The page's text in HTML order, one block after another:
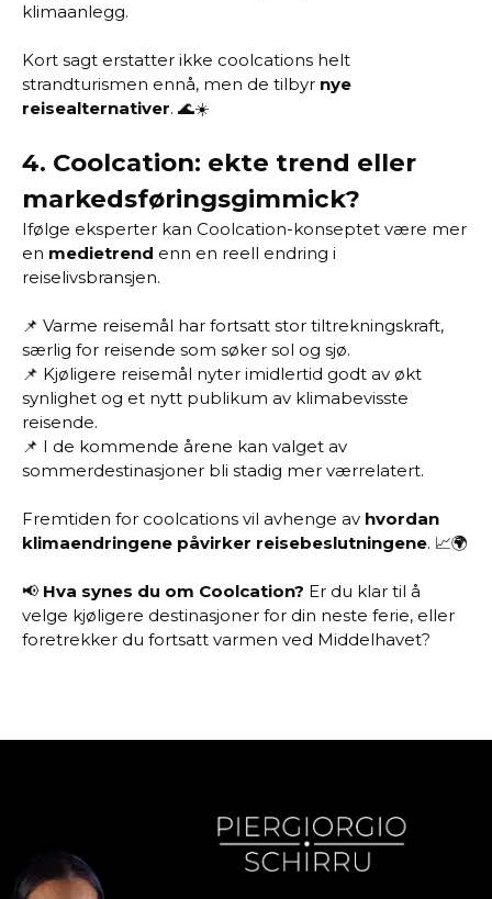
klimaanlegg.
Kort sagt erstatter ikke coolcations helt
strandturismen ennå, men de tilbyr nye
reisealternativer. 🌊☀️
4. Coolcation: ekte trend eller
markedsføringsgimmick?
Ifølge eksperter kan Coolcation-konseptet være mer
en medietrend enn en reell endring i
reiselivsbransjen.
📌 Varme reisemål har fortsatt stor tiltrekningskraft,
særlig for reisende som søker sol og sjø.
📌 Kjøligere reisemål nyter imidlertid godt av økt
synlighet og et nytt publikum av klimabevisste
reisende.
📌 I de kommende årene kan valget av
sommerdestinasjoner bli stadig mer værrelatert.
Fremtiden for coolcations vil avhenge av hvordan
klimaendringene påvirker reisebeslutningene. 📈🌍
📢 Hva synes du om Coolcation? Er du klar til å
velge kjøligere destinasjoner for din neste ferie, eller
foretrekker du fortsatt varmen ved Middelhavet?